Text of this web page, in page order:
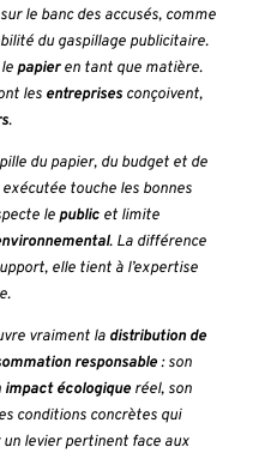
le banc des accusés, comme
du gaspillage publicitaire.
papieren tant que matière.
les entreprisesconçoivent,
.
du papier, du budget et de
touche les bonnes
lepublicet limite
. La différence
elle tient à l’expertise
vraiment la distribution de
responsable: son
impact écologiqueréel, son
conditions concrètes qui
levier pertinent face aux